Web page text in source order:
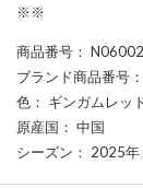
※※
商品番号 ：
ブランド商品番号
色 ： ギンガムレッ
原産国 ： 中国
シーズン ： 2025年